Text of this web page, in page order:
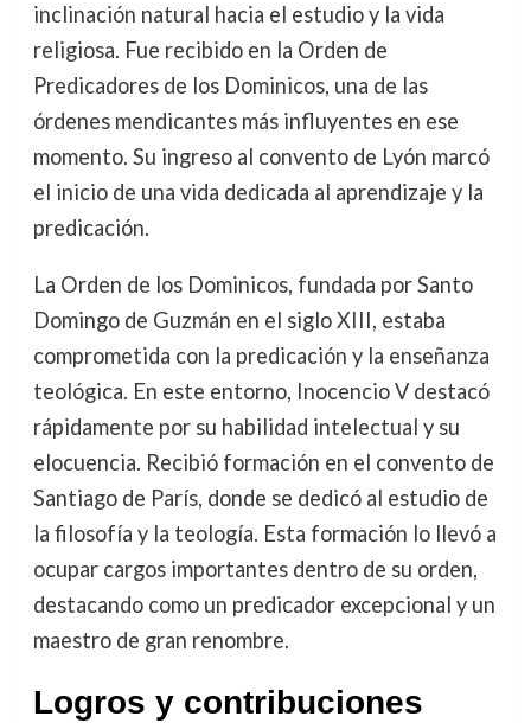
inclinación natural hacia el estudio y la vida
religiosa. Fue recibido en la Orden de
Predicadores de los Dominicos, una de las
órdenes mendicantes más influyentes en ese
momento. Su ingreso al convento de Lyón marcó
el inicio de una vida dedicada al aprendizaje y la
predicación.
La Orden de los Dominicos, fundada por Santo
Domingo de Guzmán en el siglo XIII, estaba
comprometida con la predicación y la enseñanza
teológica. En este entorno, Inocencio V destacó
rápidamente por su habilidad intelectual y su
elocuencia. Recibió formación en el convento de
Santiago de París, donde se dedicó al estudio de
la filosofía y la teología. Esta formación lo llevó a
ocupar cargos importantes dentro de su orden,
destacando como un predicador excepcional y un
maestro de gran renombre.
Logros y contribuciones